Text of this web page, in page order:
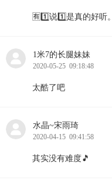
🈶1️⃣说1️⃣是真的好听。
1米7的长腿妹妹
2020-05-25 09:18:48
太酷了吧
水晶~宋雨琦
2020-04-15 09:41:58
其实没有难度🎵